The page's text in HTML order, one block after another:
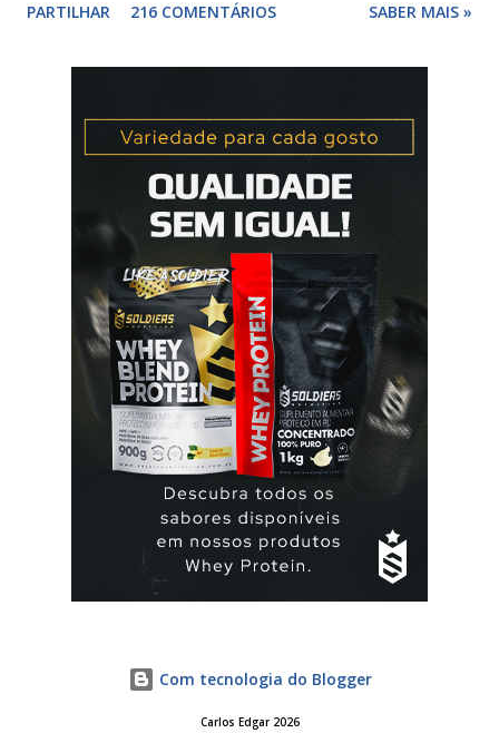
para não correr riscos. Os anticoncepcionais yasmin® e
mulher deve tomar um comprimido por dia, seguindo
a ordem da cartela ou blister. No final da cartela ou blister
deve fazer uma pausa de 7 dias, para menstruar. A mulher
que usa a elani ciclo® pode ter que tomar seguida, deve
seguir a recomendação de seu médico. A yasmin® e elani
ciclo® são iguais? Sim são, ambas as pílulas têm a
mesma composição hormonal, apesar da yasmin ® ter
menos comprimidos, 21 comprimidos por carte...
PARTILHAR 216 COMENTÁRIOS SABER MAIS »
Com tecnologia do Blogger
Carlos Edgar 2026